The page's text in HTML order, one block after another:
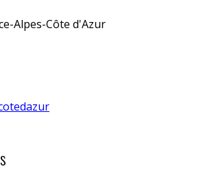
Alpes-Côte d'Azur